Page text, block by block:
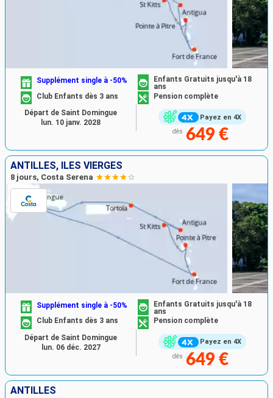
Payez en 4X
Supplément single à -50%
Enfants Gratuits jusqu'à 18
ans
Club Enfants dès 3 ans
Pension complète
dès 649 €
Départ de Saint Domingue
lun. 10 janv. 2028
ANTILLES, ILES VIERGES
8 jours, Costa Serena
Payez en 4X
Supplément single à -50%
Enfants Gratuits jusqu'à 18
ans
Club Enfants dès 3 ans
Pension complète
dès 649 €
Départ de Saint Domingue
lun. 06 déc. 2027
ANTILLES